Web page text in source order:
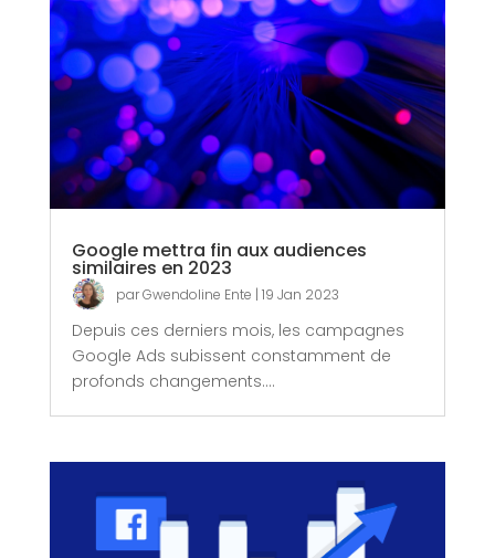
Google mettra fin aux audiences
similaires en 2023
parGwendoline Ente | 19 Jan 2023
Depuis ces derniers mois, les campagnes
Google Ads subissent constamment de
profonds changements....